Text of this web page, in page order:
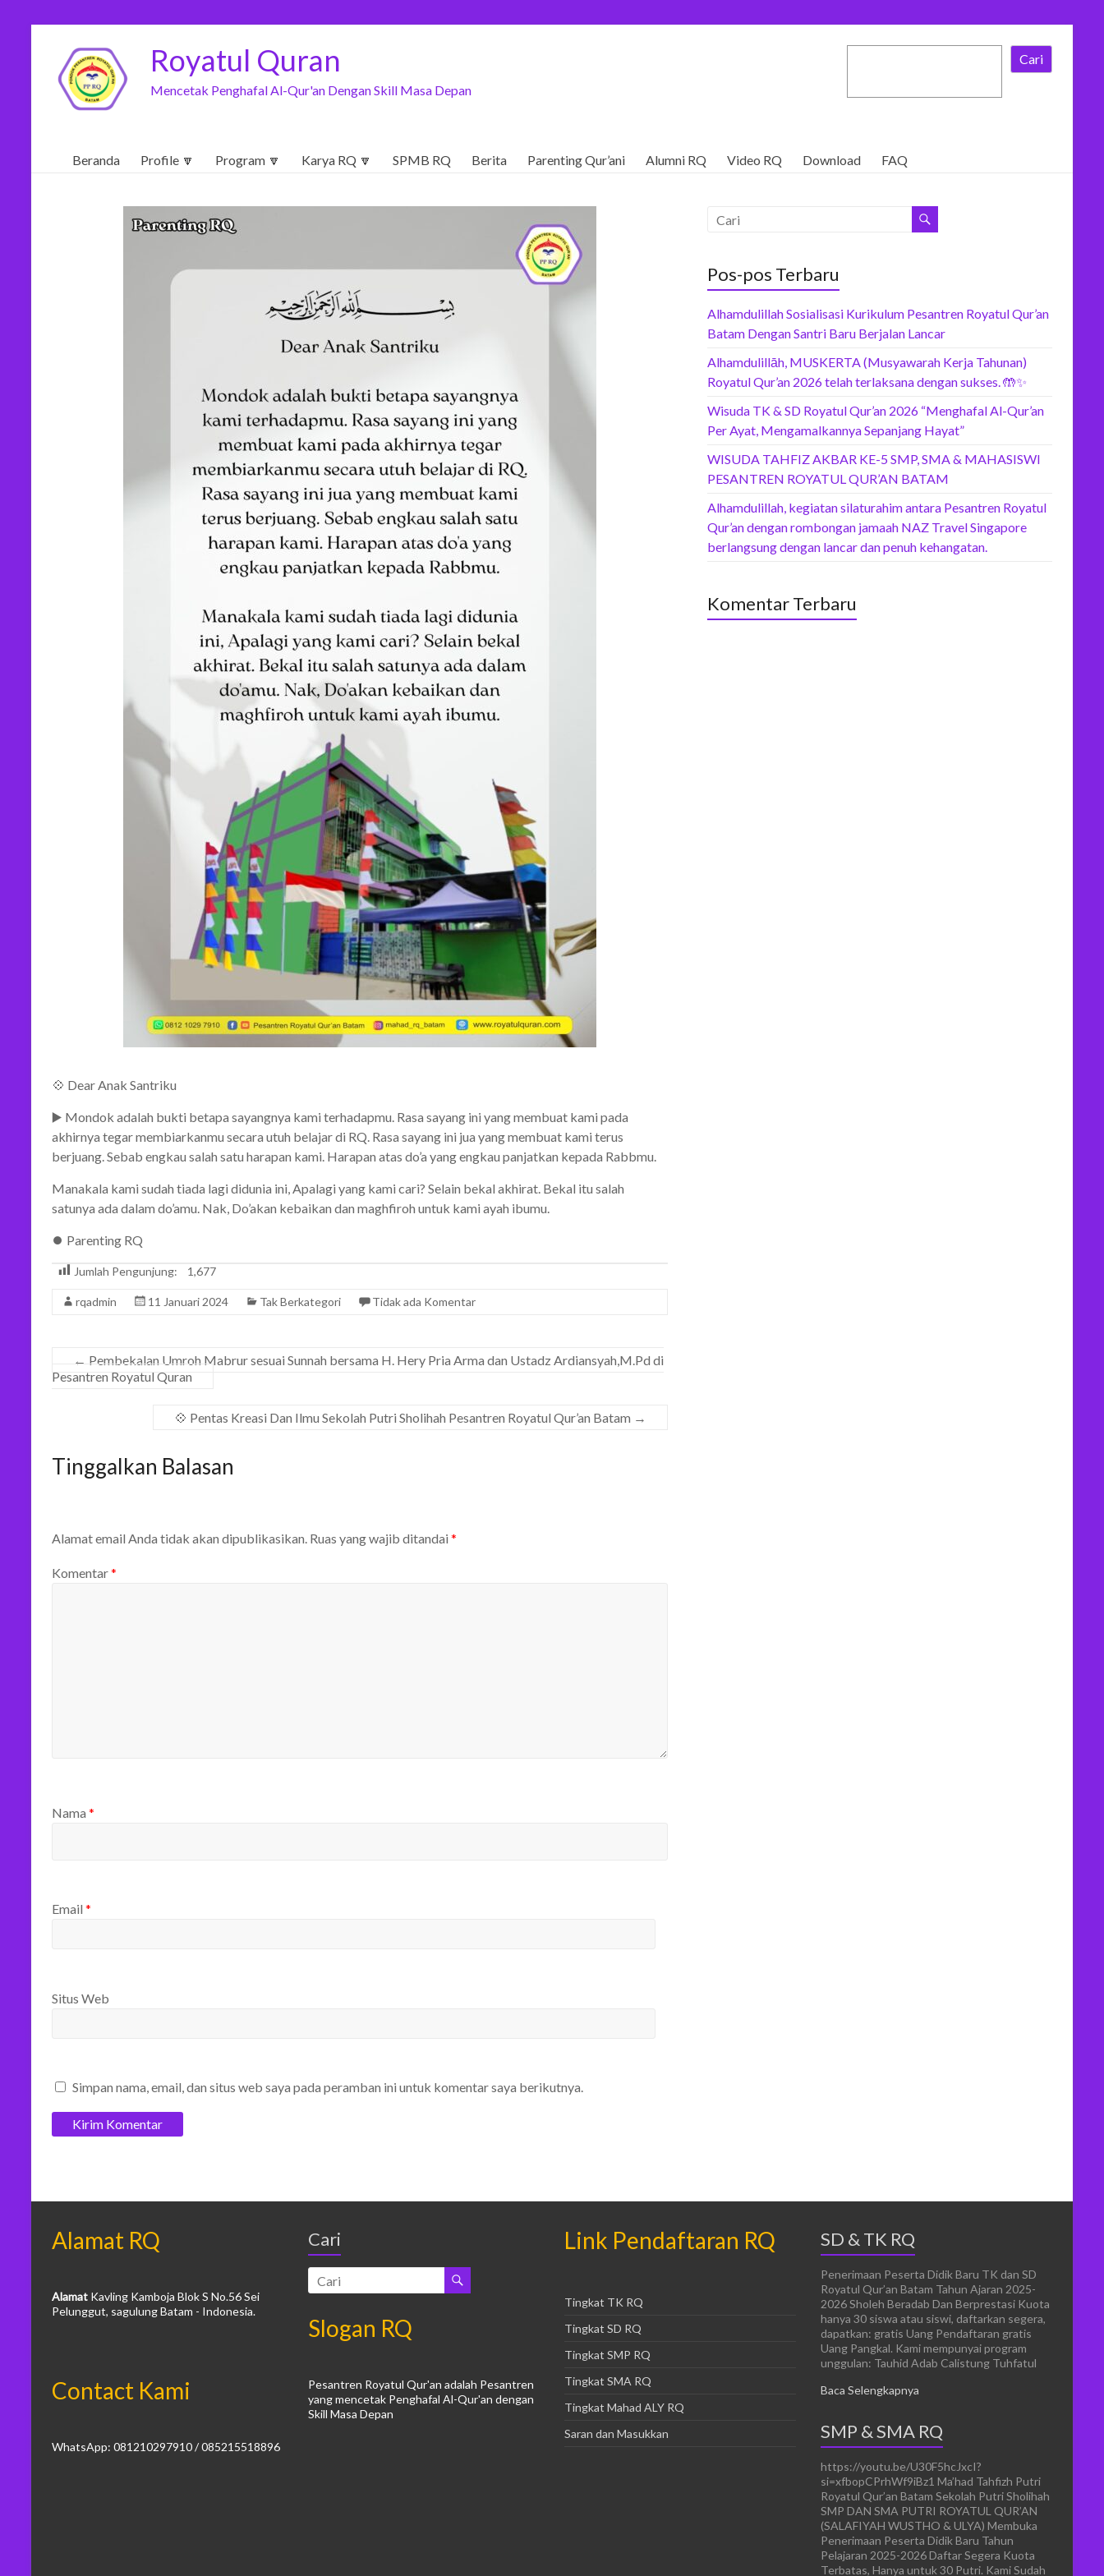
Royatul Quran
Mencetak Penghafal Al-Qur'an Dengan Skill Masa Depan
Cari
Beranda Profile 🔽 Program 🔽 Karya RQ 🔽 SPMB RQ Berita Parenting Qur’ani Alumni RQ Video RQ Download FAQ
💠 Dear Anak Santriku
▶️ Mondok adalah bukti betapa sayangnya kami terhadapmu. Rasa sayang ini yang membuat kami pada
akhirnya tegar membiarkanmu secara utuh belajar di RQ. Rasa sayang ini jua yang membuat kami terus
berjuang. Sebab engkau salah satu harapan kami. Harapan atas do’a yang engkau panjatkan kepada Rabbmu.
Manakala kami sudah tiada lagi didunia ini, Apalagi yang kami cari? Selain bekal akhirat. Bekal itu salah
satunya ada dalam do’amu. Nak, Do’akan kebaikan dan maghfiroh untuk kami ayah ibumu.
⏺️ Parenting RQ
Jumlah Pengunjung: 1,677
rqadmin 11 Januari 2024 Tak Berkategori Tidak ada Komentar
← Pembekalan Umroh Mabrur sesuai Sunnah bersama H. Hery Pria Arma dan Ustadz Ardiansyah,M.Pd di
Pesantren Royatul Quran
💠 Pentas Kreasi Dan Ilmu Sekolah Putri Sholihah Pesantren Royatul Qur’an Batam →
Tinggalkan Balasan
Alamat email Anda tidak akan dipublikasikan. Ruas yang wajib ditandai *
Komentar*
Nama *
Email *
Situs Web
Simpan nama, email, dan situs web saya pada peramban ini untuk komentar saya berikutnya.
Pos-pos Terbaru
Alhamdulillah Sosialisasi Kurikulum Pesantren Royatul Qur’an
Batam Dengan Santri Baru Berjalan Lancar
Alhamdulillāh, MUSKERTA (Musyawarah Kerja Tahunan)
Royatul Qur’an 2026 telah terlaksana dengan sukses. 🤲✨
Wisuda TK & SD Royatul Qur’an 2026 “Menghafal Al-Qur’an
Per Ayat, Mengamalkannya Sepanjang Hayat”
WISUDA TAHFIZ AKBAR KE-5 SMP, SMA & MAHASISWI
PESANTREN ROYATUL QUR’AN BATAM
Alhamdulillah, kegiatan silaturahim antara Pesantren Royatul
Qur’an dengan rombongan jamaah NAZ Travel Singapore
berlangsung dengan lancar dan penuh kehangatan.
Komentar Terbaru
Alamat RQ
Alamat Kavling Kamboja Blok S No.56 Sei
Pelunggut, sagulung Batam - Indonesia.
Contact Kami
WhatsApp: 081210297910 / 085215518896
Cari
Slogan RQ
Pesantren Royatul Qur'an adalah Pesantren
yang mencetak Penghafal Al-Qur'an dengan
Skill Masa Depan
Link Pendaftaran RQ
Tingkat TK RQ
Tingkat SD RQ
Tingkat SMP RQ
Tingkat SMA RQ
Tingkat Mahad ALY RQ
Saran dan Masukkan
SD & TK RQ
Penerimaan Peserta Didik Baru TK dan SD
Royatul Qur’an Batam Tahun Ajaran 2025-
2026 Sholeh Beradab Dan Berprestasi Kuota
hanya 30 siswa atau siswi, daftarkan segera,
dapatkan: gratis Uang Pendaftaran gratis
Uang Pangkal. Kami mempunyai program
unggulan: Tauhid Adab Calistung Tuhfatul
Baca Selengkapnya
SMP & SMA RQ
https://youtu.be/U30F5hcJxcI?
si=xfbopCPrhWf9iBz1 Ma’had Tahfizh Putri
Royatul Qur’an Batam Sekolah Putri Sholihah
SMP DAN SMA PUTRI ROYATUL QUR’AN
(SALAFIYAH WUSTHO & ULYA) Membuka
Penerimaan Peserta Didik Baru Tahun
Pelajaran 2025-2026 Daftar Segera Kuota
Terbatas, Hanya untuk 30 Putri. Kami Sudah